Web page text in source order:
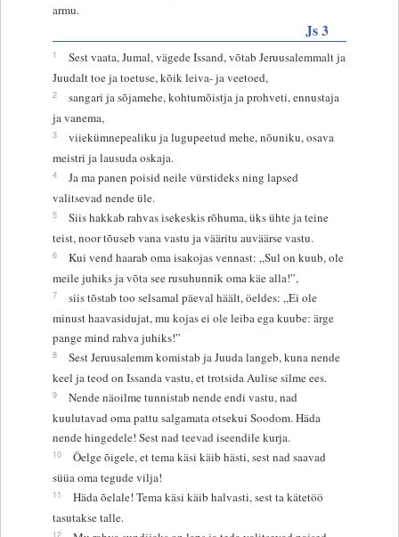
armu.
Js 3
1
Sest vaata, Jumal, vägede Issand, võtab Jeruusalemmalt ja
Juudalt toe ja toetuse, kõik leiva- ja veetoed,
2
sangari ja sõjamehe, kohtumõistja ja prohveti, ennustaja
ja vanema,
3
viiekümnepealiku ja lugupeetud mehe, nõuniku, osava
meistri ja lausuda oskaja.
4
Ja ma panen poisid neile vürstideks ning lapsed
valitsevad nende üle.
5
Siis hakkab rahvas isekeskis rõhuma, üks ühte ja teine
teist, noor tõuseb vana vastu ja vääritu auväärse vastu.
6
Kui vend haarab oma isakojas vennast: „Sul on kuub, ole
meile juhiks ja võta see rusuhunnik oma käe alla!”,
7
siis tõstab too selsamal päeval häält, öeldes: „Ei ole
minust haavasidujat, mu kojas ei ole leiba ega kuube: ärge
pange mind rahva juhiks!”
8
Sest Jeruusalemm komistab ja Juuda langeb, kuna nende
keel ja teod on Issanda vastu, et trotsida Aulise silme ees.
9
Nende näoilme tunnistab nende endi vastu, nad
kuulutavad oma pattu salgamata otsekui Soodom. Häda
nende hingedele! Sest nad teevad iseendile kurja.
10
Öelge õigele, et tema käsi käib hästi, sest nad saavad
süüa oma tegude vilja!
11
Häda õelale! Tema käsi käib halvasti, sest ta kätetöö
tasutakse talle.
12